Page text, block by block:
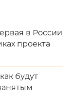
в России
проекта
будут